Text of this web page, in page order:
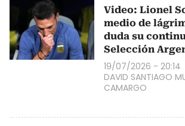
Video: Lionel
medio de
duda su
Selección
19/07/2026 - 20:14
DAVID SANTIAGO
CAMARGO